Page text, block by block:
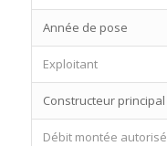
Année de pose
Exploitant
Constructeur principal
Débit montée autorisé